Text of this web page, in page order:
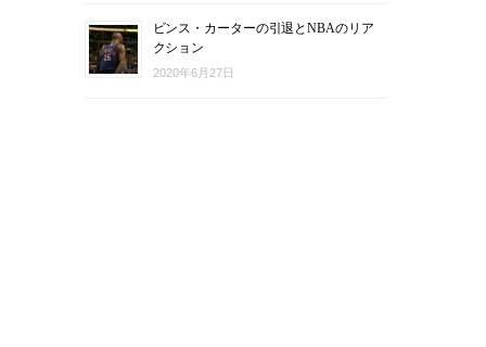
ビンス・カーターの引退とNBAのリア
クション
2020年6月27日